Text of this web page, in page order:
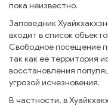
пока неизвестно.
Заповедник
входит в список
Свободное посещение
так как её территория
восстановления
угрозой исчезновения.
В частности, в